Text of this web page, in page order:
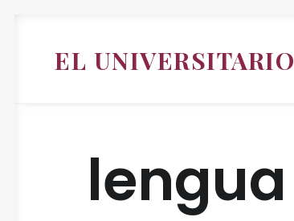
EL UNIVERSITARIO
lengua